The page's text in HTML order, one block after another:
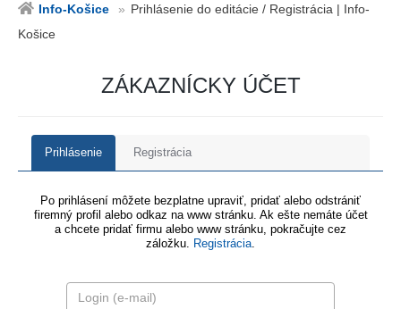
Info-Košice
Prihlásenie do editácie / Registrácia | Info-
Košice
ZÁKAZNÍCKY ÚČET
Prihlásenie Registrácia
Po prihlásení môžete bezplatne upraviť, pridať alebo odstrániť
firemný profil alebo odkaz na www stránku. Ak ešte nemáte účet
a chcete pridať firmu alebo www stránku, pokračujte cez
záložku. Registrácia.